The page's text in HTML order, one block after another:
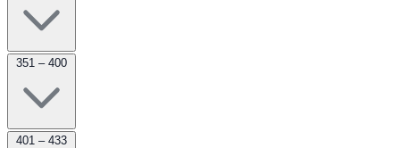
351 – 400
401 – 433